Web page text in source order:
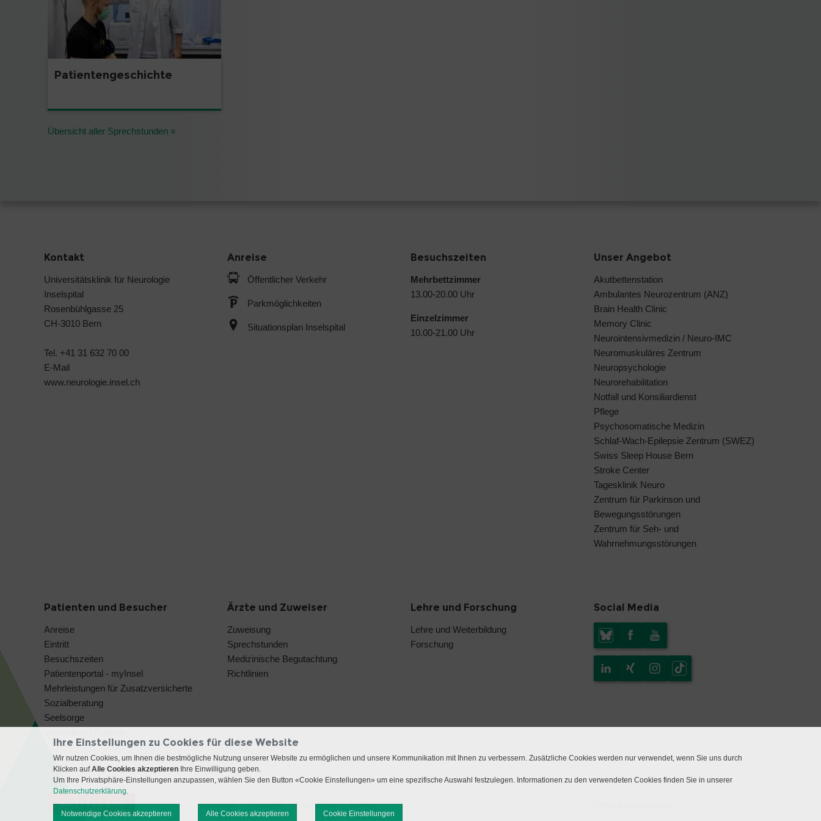
Patientengeschichte
Übersicht aller Sprechstunden »
Kontakt
Universitätsklinik für Neurologie
Inselspital
Rosenbühlgasse 25
CH-3010 Bern
Tel. +41 31 632 70 00
E-Mail
www.neurologie.insel.ch
Anreise
Öffentlicher Verkehr
Parkmöglichkeiten
Situationsplan Inselspital
Besuchszeiten
Mehrbettzimmer
13.00-20.00 Uhr
Einzelzimmer
10.00-21.00 Uhr
Unser Angebot
Akutbettenstation
Ambulantes Neurozentrum (ANZ)
Brain Health Clinic
Memory Clinic
Neurointensivmedizin / Neuro-IMC
Neuromuskuläres Zentrum
Neuropsychologie
Neurorehabilitation
Notfall und Konsiliardienst
Pflege
Psychosomatische Medizin
Schlaf-Wach-Epilepsie Zentrum (SWEZ)
Swiss Sleep House Bern
Stroke Center
Tagesklinik Neuro
Zentrum für Parkinson und
Bewegungsstörungen
Zentrum für Seh- und
Wahrnehmungsstörungen
Patienten und Besucher
Anreise
Eintritt
Besuchszeiten
Patientenportal - myInsel
Mehrleistungen für Zusatzversicherte
Sozialberatung
Seelsorge
Ärzte und Zuweiser
Zuweisung
Sprechstunden
Medizinische Begutachtung
Richtlinien
Lehre und Forschung
Lehre und Weiterbildung
Forschung
Social Media
NOTFALL 24H Impressum Disclaimer Datenschutz Sitemap
Ihre Einstellungen zu Cookies für diese Website
Wir nutzen Cookies, um Ihnen die bestmögliche Nutzung unserer Website zu ermöglichen und unsere Kommunikation mit Ihnen zu verbessern. Zusätzliche Cookies werden nur verwendet, wenn Sie uns durch
Klicken aufAlle Cookies akzeptieren Ihre Einwilligung geben.
Um Ihre Privatsphäre-Einstellungen anzupassen, wählen Sie den Button «Cookie Einstellungen» um eine spezifische Auswahl festzulegen. Informationen zu den verwendeten Cookies finden Sie in unserer
Datenschutzerklärung.
Notwendige Cookies akzeptieren Alle Cookies akzeptieren Cookie Einstellungen